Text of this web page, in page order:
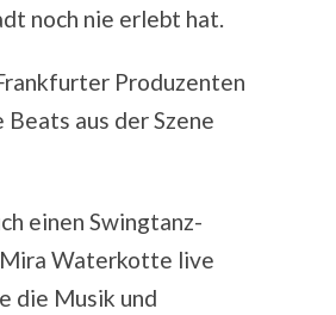
noch nie erlebt hat.
Produzenten
aus der Szene
einen Swingtanz-
Waterkotte live
die Musik und